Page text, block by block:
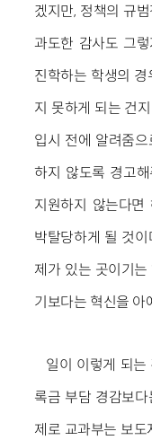
겠지만, 정책의 규
과도한 감사도 그
진학하는 학생의
지 못하게 되는 건
입시 전에 알려줌
하지 않도록 경고
지원하지 않는다
박탈당하게 될 것
제가 있는 곳이기
기보다는 혁신을 아
일이 이렇게 되
록금 부담 경감보
제로 교과부는 보